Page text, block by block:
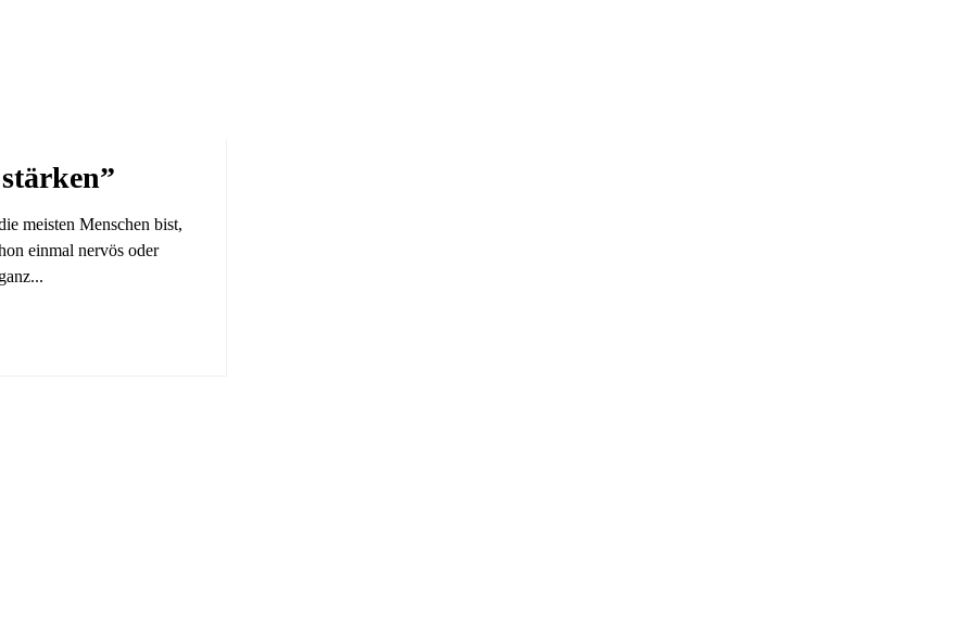
meisten Menschen bist,
einmal nervös oder